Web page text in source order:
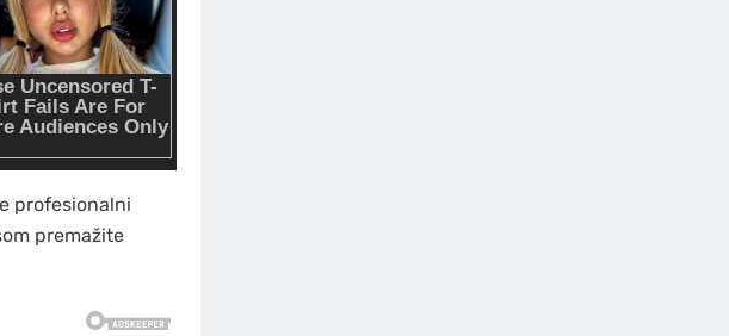
profesionalni
premažite